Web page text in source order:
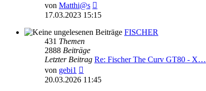
von Matthi@s
Beitrag
17.03.2023 15:15
FISCHER
431 Themen
2888 Beiträge
Letzter Beitrag Re: Fischer The Curv GT80 - X…
von gebi1
Beitrag
20.03.2026 11:45